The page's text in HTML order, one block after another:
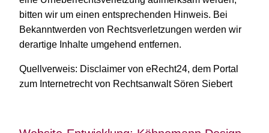
bitten wir um einen entsprechenden Hinweis. Bei
Bekanntwerden von Rechtsverletzungen werden wir
derartige Inhalte umgehend entfernen.
Quellverweis: Disclaimer von eRecht24, dem Portal
zum Internetrecht von Rechtsanwalt Sören Siebert